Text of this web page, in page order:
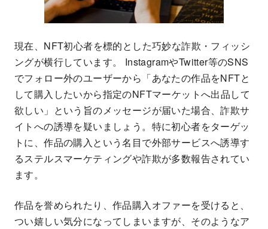
現在、NFT初心者を標的とした巧妙な詐欺・フィッシ
ングが横行しています。 InstagramやTwitter等のSNS
でフォロー外のユーザーから「あなたの作品をNFTと
して購入したいから指定のNFTマーケットへ出品して
欲しい」という旨のメッセージが届いた場合、詐欺サ
イトへの誘導を疑いましょう。特に初心者をターゲッ
トに、作品の購入という名目で外部サービスへ誘導す
るステルスマーケティングや詐欺が多数報告されてい
ます。
作品を誉められたり、作品購入オファーを受けると、
つい嬉しい気分になってしまいますが、そのようなア